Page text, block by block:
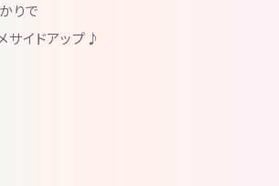
りで
サイドアップ♪